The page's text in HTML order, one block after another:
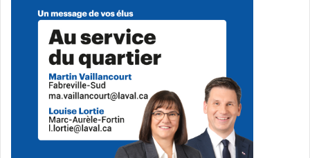
conseillère municipale de Marc-Aurèle-Fortin Louise
Lortie.
Programmation des célébrations locales
Le 23 juin, une fête est prévue dès 16 h 30 à l’église Saint-
Léopold avec le Groupe Arcantia, dans Fabreville. Le
Centre communautaire Champfleury accueillera aussi des
activités dès 18 h avec l’école Danse Étoiles Filantes.